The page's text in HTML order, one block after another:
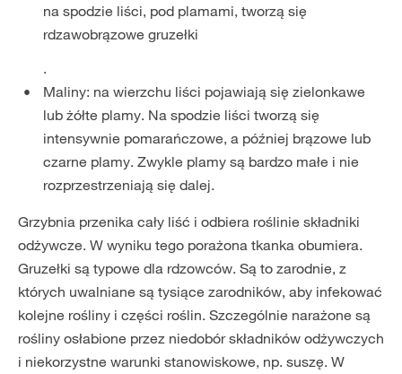
na spodzie liści, pod plamami, tworzą się
rdzawobrązowe gruzełki
.
Maliny: na wierzchu liści pojawiają się zielonkawe
lub żółte plamy. Na spodzie liści tworzą się
intensywnie pomarańczowe, a później brązowe lub
czarne plamy. Zwykle plamy są bardzo małe i nie
rozprzestrzeniają się dalej.
Grzybnia przenika cały liść i odbiera roślinie składniki
odżywcze. W wyniku tego porażona tkanka obumiera.
Gruzełki są typowe dla rdzowców. Są to zarodnie, z
których uwalniane są tysiące zarodników, aby infekować
kolejne rośliny i części roślin. Szczególnie narażone są
rośliny osłabione przez niedobór składników odżywczych
i niekorzystne warunki stanowiskowe, np. suszę. W